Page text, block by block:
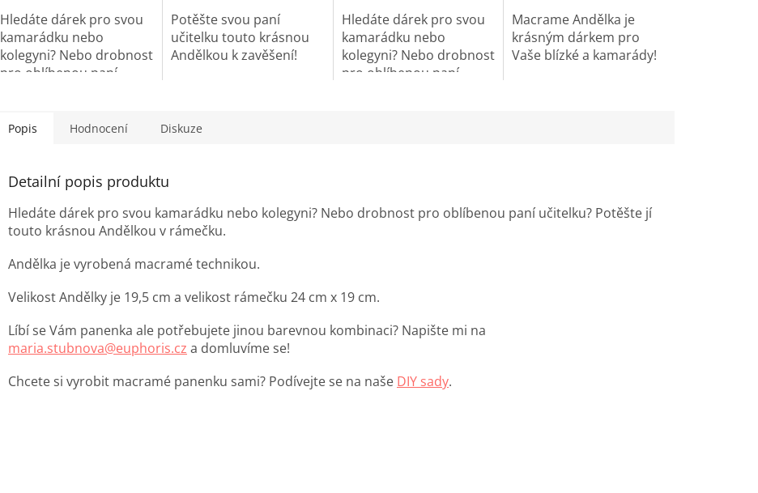
Hledáte dárek pro svou
kamarádku nebo
kolegyni? Nebo drobnost
pro oblíbenou paní
zavěšení!
Potěšte svou paní
učitelku touto krásnou
Andělkou k zavěšení!
Hledáte dárek pro svou
kamarádku nebo
kolegyni? Nebo drobnost
pro oblíbenou paní
Macrame Andělka je
krásným dárkem pro
Vaše blízké a kamarády!
Popis Hodnocení Diskuze
Detailní popis produktu
Hledáte dárek pro svou kamarádku nebo kolegyni? Nebo drobnost pro oblíbenou paní učitelku? Potěšte jí
touto krásnou Andělkou v rámečku.
Andělka je vyrobená macramé technikou.
Velikost Andělky je 19,5 cm a velikost rámečku 24 cm x 19 cm.
Líbí se Vám panenka ale potřebujete jinou barevnou kombinaci? Napište mi na
maria.stubnova@euphoris.cz a domluvíme se!
Chcete si vyrobit macramé panenku sami? Podívejte se na naše DIY sady.